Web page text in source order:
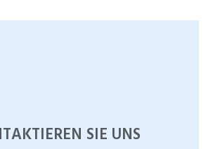
SIE UNS